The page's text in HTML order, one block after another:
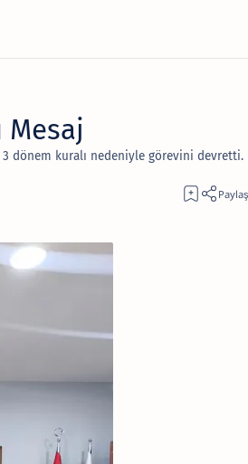
Mesaj
3 dönem kuralı nedeniyle görevini devretti.